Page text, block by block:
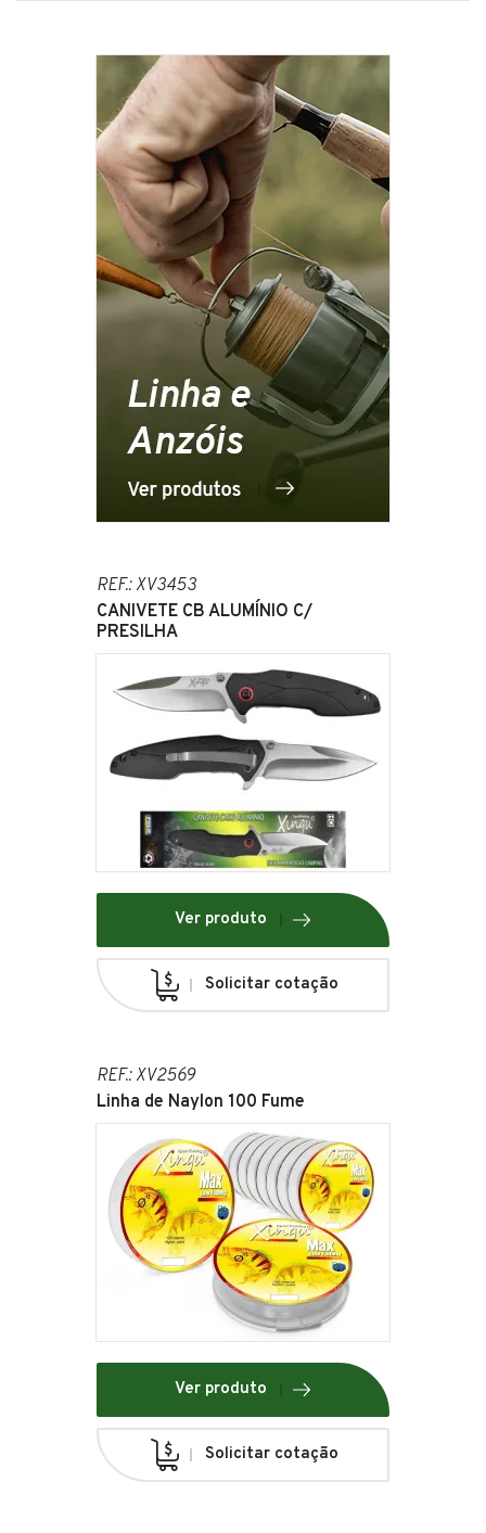
REF.: XV3453
CANIVETE CB ALUMÍNIO C/
PRESILHA
Ver produto
Solicitar cotação
REF.: XV2569
Linha de Naylon 100 Fume
Ver produto
Solicitar cotação